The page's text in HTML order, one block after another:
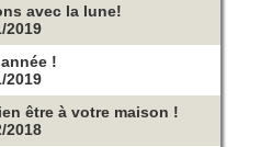
avec la lune!
2019
!
2019
être à votre maison !
2018